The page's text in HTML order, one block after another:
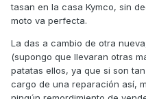
tasan en la casa Kymco, sin
moto va perfecta.
La das a cambio de otra
(supongo que llevaran otras
patatas ellos, ya que si son
cargo de una reparación así,